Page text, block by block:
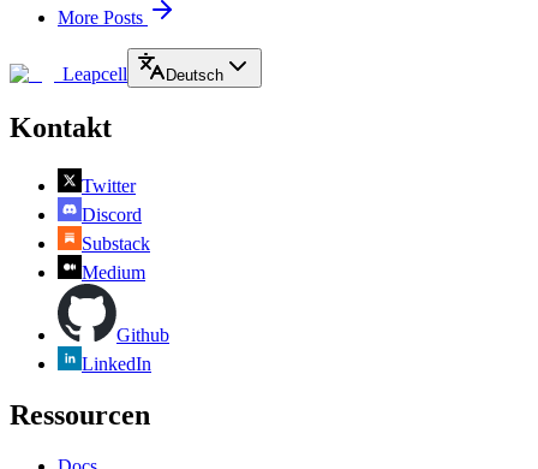
More Posts
Leapcell Deutsch
Kontakt
Twitter
Discord
Substack
Medium
Github
LinkedIn
Ressourcen